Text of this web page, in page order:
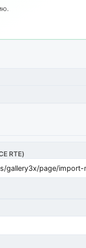
RTE)
gallery3x/page/